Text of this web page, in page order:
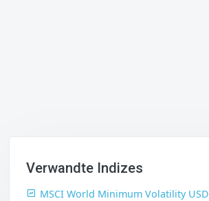
Verwandte Indizes
MSCI World Minimum Volatility USD